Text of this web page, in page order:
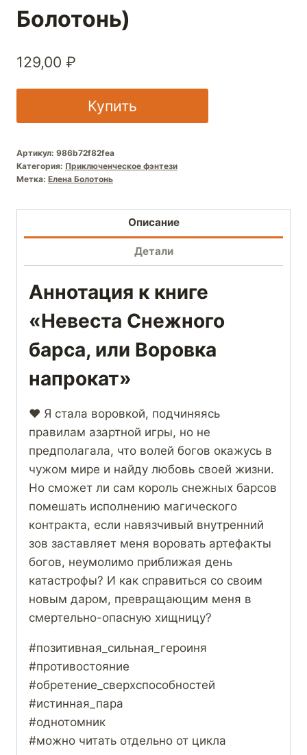
Болотонь)
129,00 ₽
Купить
Артикул: 986b72f82fea
Категория: Приключенческое фэнтези
Метка: Елена Болотонь
Описание
Детали
Аннотация к книге
«Невеста Снежного
барса, или Воровка
напрокат»
❤️ Я стала воровкой, подчиняясь
правилам азартной игры, но не
предполагала, что волей богов окажусь в
чужом мире и найду любовь своей жизни.
Но сможет ли сам король снежных барсов
помешать исполнению магического
контракта, если навязчивый внутренний
зов заставляет меня воровать артефакты
богов, неумолимо приближая день
катастрофы? И как справиться со своим
новым даром, превращающим меня в
смертельно-опасную хищницу?
#позитивная_сильная_героиня
#противостояние
#обретение_сверхспособностей
#истинная_пара
#однотомник
#можно читать отдельно от цикла